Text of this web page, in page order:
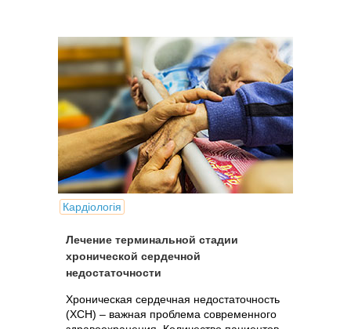
Кардіологія
Лечение терминальной стадии
хронической сердечной
недостаточности
Хроническая сердечная недостаточность
(ХСН) – важная проблема современного